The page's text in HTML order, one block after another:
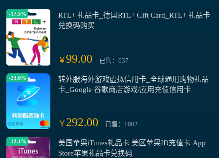
-17.5%
RTL+ 礼品卡_德国RTL+ Gift Card_RTL+ 礼品卡
兑换码购买
￥99.00 已售：637
-23.6%
转外服海外游戏虚拟信用卡_全球通用购物礼品
卡_Google 谷歌商店游戏/应用充值信用卡
￥ 292.00 已售：1082
-12.1%
美国苹果iTunes礼品卡 美区苹果ID充值卡 App
Store苹果礼品卡兑换码